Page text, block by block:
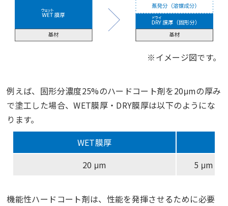
※イメージ図です。
例えば、固形分濃度25%のハードコート剤を20μmの厚み
で塗工した場合、WET膜厚・DRY膜厚は以下のようにな
ります。
WET膜厚
20 μm
5 μm（
機能性ハードコート剤は、性能を発揮させるために必要